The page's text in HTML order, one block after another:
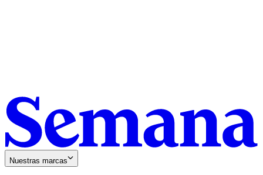
Nuestras marcas